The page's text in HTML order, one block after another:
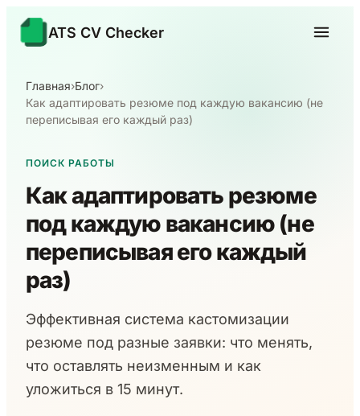
ATS CV Checker
Главная›Блог›
Как адаптировать резюме под каждую вакансию (не
переписывая его каждый раз)
ПОИСК РАБОТЫ
Как адаптировать резюме
под каждую вакансию (не
переписывая его каждый
раз)
Эффективная система кастомизации
резюме под разные заявки: что менять,
что оставлять неизменным и как
уложиться в 15 минут.